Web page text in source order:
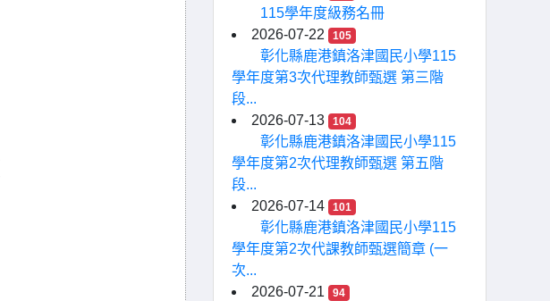
115學年度級務名冊
2026-07-22
105
彰化縣鹿港鎮洛津國民小學115
學年度第3次代理教師甄選 第三階
段...
2026-07-13
104
彰化縣鹿港鎮洛津國民小學115
學年度第2次代理教師甄選 第五階
段...
2026-07-14
101
彰化縣鹿港鎮洛津國民小學115
學年度第2次代課教師甄選簡章 (一
次...
2026-07-21
94